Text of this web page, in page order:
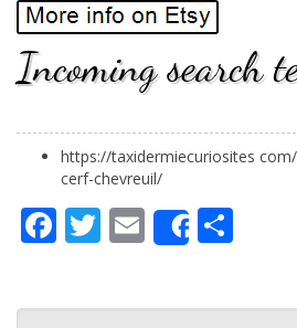
Incoming search
https://taxidermiecuriosites
cerf-chevreuil/
Fa
ce
Tw
itt
Em
ail
Share